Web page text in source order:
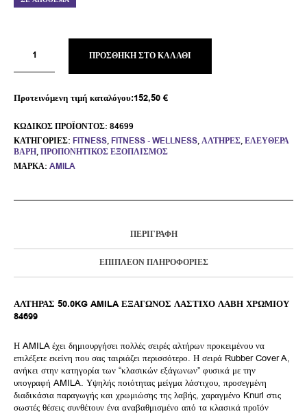
ΠΡΟΣΘΉΚΗ ΣΤΟ ΚΑΛΆΘΙ
Προτεινόμενη τιμή καταλόγου:152,50€
ΚΩΔΙΚΌΣ ΠΡΟΪΌΝΤΟΣ: 84699
ΚΑΤΗΓΟΡΊΕΣ: FITNESS, FITNESS - WELLNESS,ΑΛΤΉΡΕΣ,ΕΛΕΎΘΕΡΑ
ΒΆΡΗ,ΠΡΟΠΟΝΗΤΙΚΌΣ ΕΞΟΠΛΙΣΜΌΣ
ΜΆΡΚΑ: AMILA
ΠΕΡΙΓΡΑΦΉ
ΕΠΙΠΛΈΟΝ ΠΛΗΡΟΦΟΡΊΕΣ
ΑΛΤΗΡΑΣ 50.0KG AMILA ΕΞΑΓΩΝΟΣ ΛΑΣΤΙΧΟ ΛΑΒΗ ΧΡΩΜΙΟΥ
84699
Η AMILA έχει δημιουργήσει πολλές σειρές αλτήρων προκειμένου να
επιλέξετε εκείνη που σας ταιριάζει περισσότερο. Η σειρά Rubber Cover A,
ανήκει στην κατηγορία των “κλασικών εξάγωνων” φυσικά με την
υπογραφή AMILA. Υψηλής ποιότητας μείγμα λάστιχου, προσεγμένη
διαδικάσια παραγωγής και χρωμιώσης της λαβής, χαραγμένο Knurl στις
σωστές θέσεις συνθέτουν ένα αναβαθμισμένο από τα κλασικά προϊόν